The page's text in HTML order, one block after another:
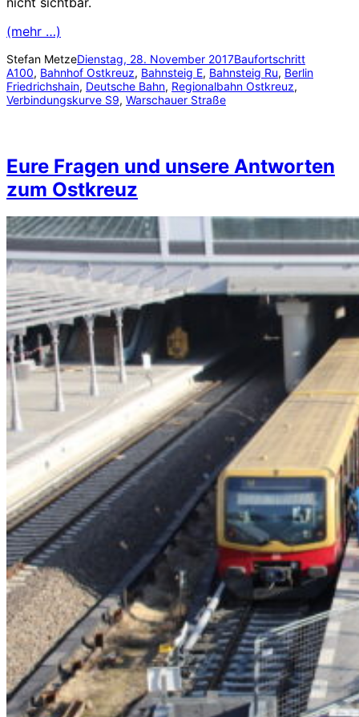
(mehr …)
Stefan MetzeDienstag, 28. November 2017Baufortschritt
A100, Bahnhof Ostkreuz, Bahnsteig E, Bahnsteig Ru, Berlin
Friedrichshain, Deutsche Bahn, Regionalbahn Ostkreuz
Verbindungskurve S9, Warschauer Straße
Eure Fragen und unsere Antworten
zum Ostkreuz